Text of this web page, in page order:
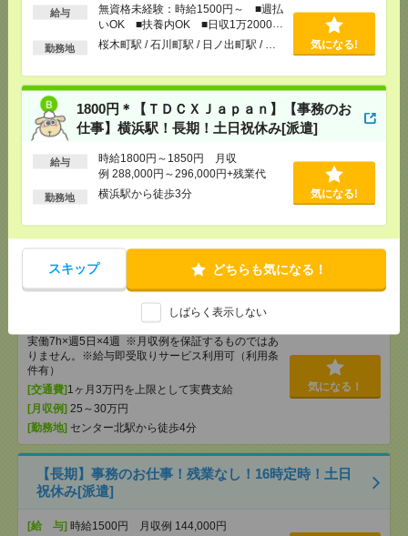
給与
無資格未経験：時給1500円～ ■週払
いOK ■扶養内OK ■日収1万2000円
以上
勤務地 桜木町駅 / 石川町駅 / 日ノ出町駅 / … 気になる!
1800円＊【ＴＤＣＸＪａｐａｎ】【事務のお
仕事】横浜駅！長期！土日祝休み[派遣]
給与
時給1800円～1850円 月収
例 288,000円～296,000円+残業代
勤務地 横浜駅から徒歩3分 気になる!
スキップ どちらも気になる！
しばらく表示しない
[給 与]時給1800円～1850円 月収例 288,000円
[交通費]全額支給
[月収例]25～30万円
[勤務地]横浜駅から徒歩3分
マイカー通勤OK！平塚！仕様書のデータ入力メイン
*＊50代活躍中[派遣]
[給 与] 時給1700円＋交
[勤務地]平塚駅からバス15分
時給1800円！17時まで＊未経験OK！残業ほぼなし▼
センター北での総務事務[派遣]
実働7h×週5日×4週 ※月収例を保証するものではあ
りません。※給与即受取りサービス利用可（利用条
件有）
[交通費] 1ヶ月3万円を上限として実費支給
[月収例] 25～30万円
[勤務地] センター北駅から徒歩4分
気になる！
【長期】事務のお仕事！残業なし！16時定時！土日
祝休み[派遣]
[給 与] 時給1500円 月収例 144,000円